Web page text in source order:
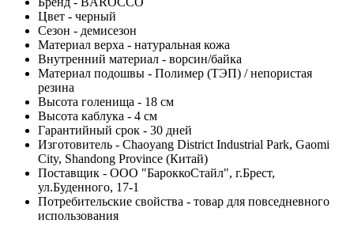
Цвет - черный
Сезон - демисезон
Материал верха - натуральная кожа
Внутренний материал - ворсин/байка
Материал подошвы - Полимер (ТЭП) / непористая
резина
Высота голенища - 18 см
Высота каблука - 4 см
Гарантийный срок - 30 дней
Изготовитель - Chaoyang District Industrial Park, Gaomi
City, Shandong Province (Китай)
Поставщик - ООО "БароккоСтайл", г.Брест,
ул.Буденного, 17-1
Потребительские свойства - товар для повседневного
использования